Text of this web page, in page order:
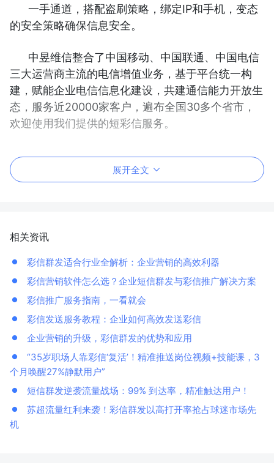
一手通道，搭配盗刷策略，绑定IP和手机，变态
的安全策略确保信息安全。
中昱维信整合了中国移动、中国联通、中国电信
三大运营商主流的电信增值业务，基于平台统一构
建，赋能企业电信信息化建设，共建通信能力开放生
态，服务近20000家客户，遍布全国30多个省市，
欢迎使用我们提供的短彩信服务。
展开全文
相关资讯
彩信群发适合行业全解析：企业营销的高效利器
彩信营销软件怎么选？企业短信群发与彩信推广解决方案
彩信推广服务指南，一看就会
彩信发送服务教程：企业如何高效发送彩信
企业营销的升级，彩信群发的优势和应用
“35岁职场人靠彩信‘复活’！精准推送岗位视频+技能课，3
个月唤醒27%静默用户”
短信群发逆袭流量战场：99% 到达率，精准触达用户！
苏超流量红利来袭！彩信群发以高打开率抢占球迷市场先
机